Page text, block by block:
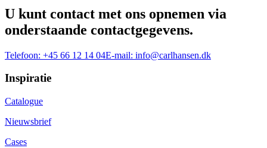
U kunt contact met ons opnemen via
onderstaande contactgegevens.
Telefoon: +45 66 12 14 04E-mail: info@carlhansen.dk
Inspiratie
Catalogue
Nieuwsbrief
Cases